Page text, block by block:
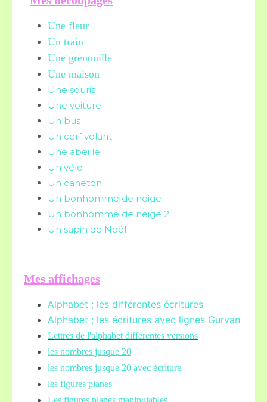
Une fleur
Un train
Une grenouille
Une maison
Une souris
Une voiture
Un bus
Un cerf volant
Une abeille
Un vélo
Un caneton
Un bonhomme de neige
Un bonhomme de neige 2
Un sapin de Noël
Mes affichages
Alphabet ; les différentes écritures
Alphabet ; les écritures avec lignes Gurvan
Lettres de l'alphabet différentes versions
les nombres jusque 20
les nombres jusque 20 avec écriture
les figures planes
Les figures planes manipulables